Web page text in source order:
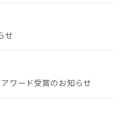
せ
ワード受賞のお知らせ